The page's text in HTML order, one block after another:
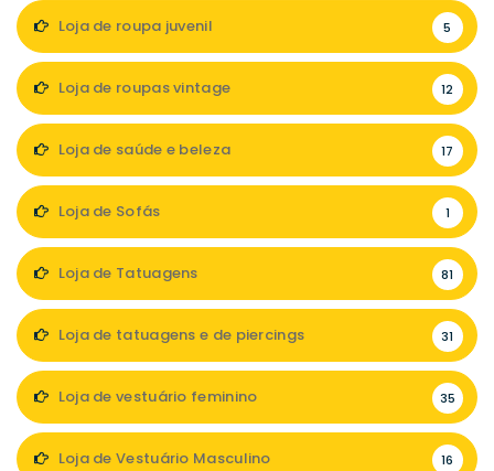
Loja de roupa juvenil 5
Loja de roupas vintage 12
Loja de saúde e beleza 17
Loja de Sofás 1
Loja de Tatuagens 81
Loja de tatuagens e de piercings 31
Loja de vestuário feminino 35
Loja de Vestuário Masculino 16